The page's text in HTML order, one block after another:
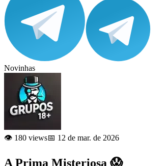
Novinhas
👁️ 180 views📅 12 de mar. de 2026
A Prima Misteriosa 😱